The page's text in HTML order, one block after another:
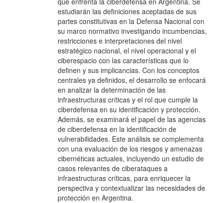
estudiarán las definiciones aceptadas de sus
partes constitutivas en la Defensa Nacional con
su marco normativo investigando incumbencias,
restricciones e interpretaciones del nivel
estratégico nacional, el nivel operacional y el
ciberespacio con las características que lo
definen y sus implicancias. Con los conceptos
centrales ya definidos, el desarrollo se enfocará
en analizar la determinación de las
infraestructuras críticas y el rol que cumple la
ciberdefensa en su identificación y protección.
Además, se examinará el papel de las agencias
de ciberdefensa en la identificación de
vulnerabilidades. Este análisis se complementa
con una evaluación de los riesgos y amenazas
cibernéticas actuales, incluyendo un estudio de
casos relevantes de ciberataques a
infraestructuras críticas, para enriquecer la
perspectiva y contextualizar las necesidades de
protección en Argentina.